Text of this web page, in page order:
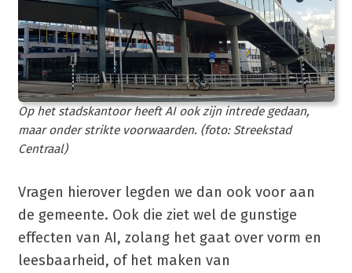
Op het stadskantoor heeft AI ook zijn intrede gedaan,
maar onder strikte voorwaarden. (foto: Streekstad
Centraal)
Vragen hierover legden we dan ook voor aan
de gemeente. Ook die ziet wel de gunstige
effecten van AI, zolang het gaat over vorm en
leesbaarheid, of het maken van